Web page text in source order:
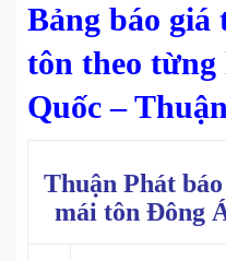
Bảng báo giá
tôn theo từng
Quốc –
Thuận Phát
mái tôn Đông